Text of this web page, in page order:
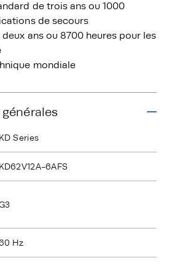
de trois ans ou 1000
de secours
ans ou 8700 heures pour les
mondiale
KD Series
KD62V12A-6AFS
Hz